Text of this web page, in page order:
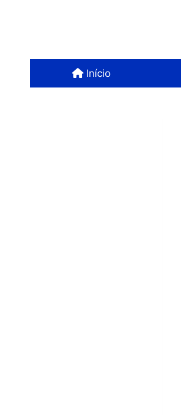
Início